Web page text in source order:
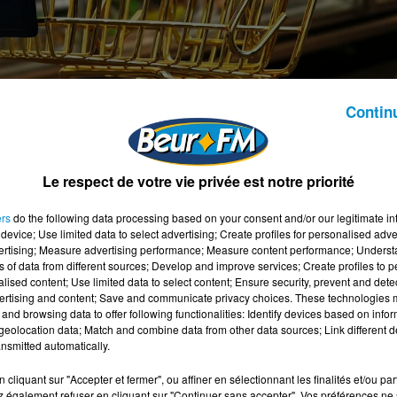
son expansion en Europe avec des initiatives
allemande Gürkan, spécialisée dans la charcuterie halal
enseignes leaders Albert Heijn aux Pays-Bas et Carrefour
d’Isla Délice de devenir un acteur clé du halal à l’échelle
allemand
de plus de 25 ans dans la production de Pastirma,
déjà bien implantés dans le circuit spécialisé et
en Allemagne, un des principaux marchés halal en
Le respect de votre vie privée est notre priorité
do the following data processing based on your consent and/or our legitimate
Use limited data to select advertising; Create profiles for personalised
Measure advertising performance; Measure content performance;
of data from different sources; Develop and improve services; Create profiles to
content; Use limited data to select content; Ensure security, prevent and
and content; Save and communicate privacy choices. These technologies
browsing data to offer following functionalities: Identify devices based on
data; Match and combine data from other data sources; Link different
automatically.
cliquant sur "Accepter et fermer", ou affiner en sélectionnant les finalités et/ou